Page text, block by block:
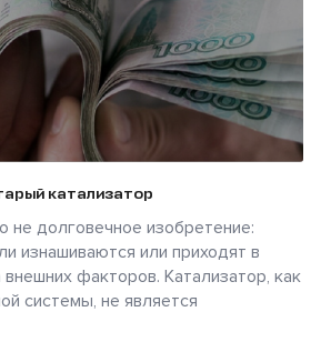
катализатор
не долговечное изобретение:
изнашиваются или приходят в
факторов. Катализатор, как
системы, не является